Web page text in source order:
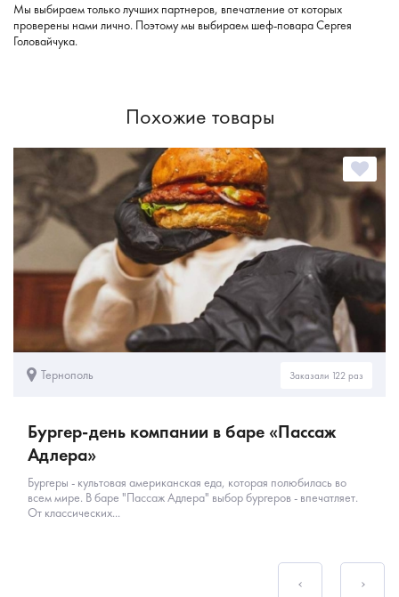
Мы выбираем только лучших партнеров, впечатление от которых
проверены нами лично. Поэтому мы выбираем шеф-повара Сергея
Головайчука.
Похожие товары
Тернополь Заказали 122 раз
Бургер-день компании в баре «Пассаж
Адлера»
Бургеры - культовая американская еда, которая полюбилась во
всем мире. В баре "Пассаж Адлера" выбор бургеров - впечатляет.
От классических...